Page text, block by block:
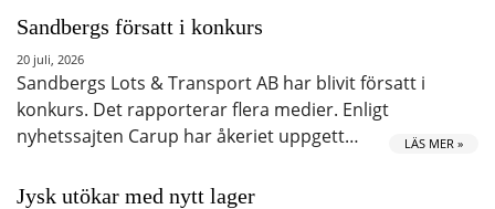
Sandbergs försatt i konkurs
20 juli, 2026
Sandbergs Lots & Transport AB har blivit försatt i
konkurs. Det rapporterar flera medier. Enligt
nyhetssajten Carup har åkeriet uppgett…
LÄS MER »
Jysk utökar med nytt lager